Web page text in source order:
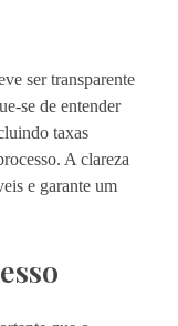
ser transparente
se de entender
taxas
A clareza
e garante um